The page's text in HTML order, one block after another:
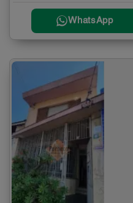
WhatsApp